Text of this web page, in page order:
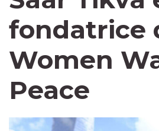
fondatrice
Women
Peace